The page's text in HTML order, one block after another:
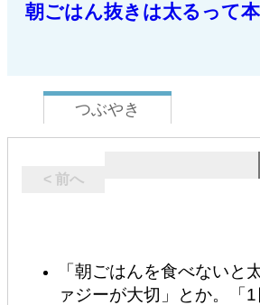
朝ごはん抜きは太るって
つぶやき
< 前へ
「朝ごはんを食べない
ァジーが大切」とか。「